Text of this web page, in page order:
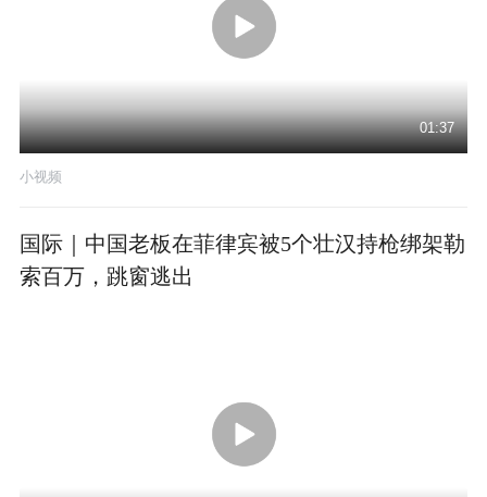
01:37
小视频
国际｜中国老板在菲律宾被5个壮汉持枪绑架勒
索百万，跳窗逃出